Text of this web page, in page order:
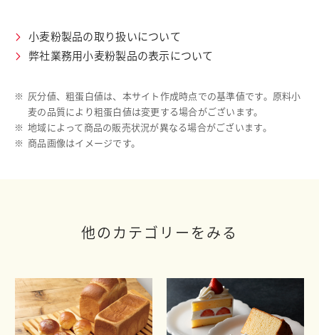
小麦粉製品の取り扱いについて
弊社業務用小麦粉製品の表示について
※ 灰分値、粗蛋白値は、本サイト作成時点での基準値です。原料小
麦の品質により粗蛋白値は変更する場合がございます。
※ 地域によって商品の販売状況が異なる場合がございます。
※ 商品画像はイメージです。
他のカテゴリーをみる